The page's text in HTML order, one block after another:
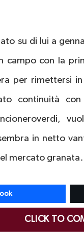
su di lui a
campo con la
per rimettersi
continuità
in netto
mercato granata.
CLICK TO